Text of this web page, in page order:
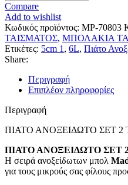
Compare
Add to wishlist
Κωδικός προϊόντος: MP-70803
ΤΑΙΣΜΑΤΟΣ, ΜΠΟΛΑΚΙΑ
Ετικέτες: 5cm 1 , 6L, Πιάτο
Share:
Περιγραφή
Επιπλέον πληροφορίες
Περιγραφή
ΠΙΑΤΟ ΑΝΟΞΕΙΔΩΤΟ ΣΕΤ 2
ΠΙΑΤΟ ΑΝΟΞΕΙΔΩΤΟ ΣΕΤ
Η σειρά ανοξείδωτων μπολ
για τους μικρούς σας φίλους